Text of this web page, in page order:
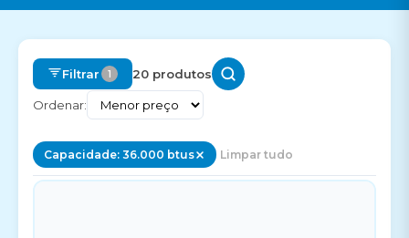
Filtrar 1 20 produtos
Ordenar:
Capacidade: 36.000 btus Limpar tudo